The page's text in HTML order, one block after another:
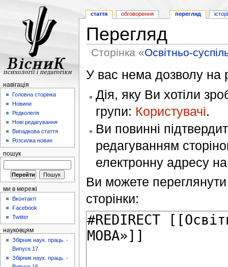
Перегляд
Сторінка «Освітньо-
У вас нема дозволу на
Дія, яку Ви хотіли
групи: Користувачі.
Ви повинні
редагуванням
електронну адресу
Ви можете переглянути
сторінки:
стаття обговорення перегляд
навігація
Головна сторінка
Новини
Редколегія
Нові редагування
Випадкова стаття
Розсилка новин
пошук
ми в мережі
Вконтакті
Facebook
Twitter
науковцям
Збірник наук. праць. -
Випуск 17
Збірник наук. праць. -